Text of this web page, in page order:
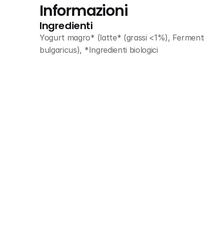
Informazioni
Ingredienti
Yogurt magro* (latte* (grassi <1%),
bulgaricus), *Ingredienti biologici